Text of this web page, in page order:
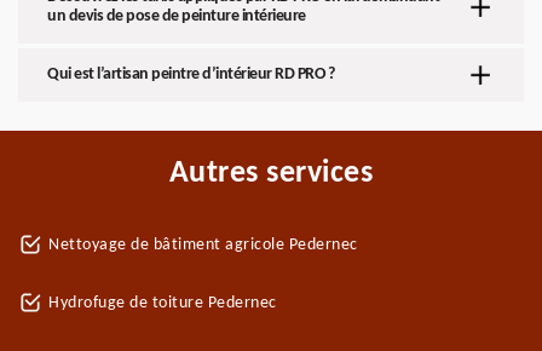
un devis de pose de peinture intérieure
Qui est l’artisan peintre d’intérieur RD PRO ?
Autres services
Nettoyage de bâtiment agricole Pedernec
Hydrofuge de toiture Pedernec